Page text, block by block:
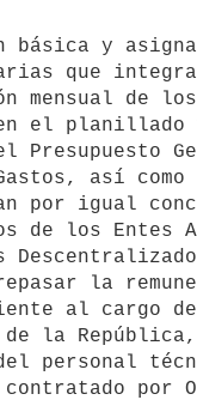
básica y
que
mensual de
el planillado
Presupuesto
así
por igual
de los Entes
la
al cargo
de la
personal
por